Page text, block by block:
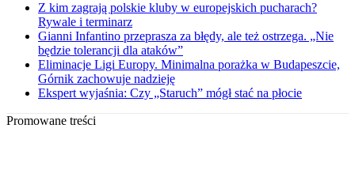
Z kim zagrają polskie kluby w europejskich pucharach?
Rywale i terminarz
Gianni Infantino przeprasza za błędy, ale też ostrzega. „Nie
będzie tolerancji dla ataków”
Eliminacje Ligi Europy. Minimalna porażka w Budapeszcie,
Górnik zachowuje nadzieję
Ekspert wyjaśnia: Czy „Staruch” mógł stać na płocie
Promowane treści